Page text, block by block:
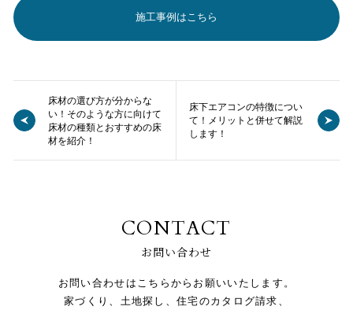
施工事例はこちら
床材の選び方が分からな
い！そのような方に向けて
床材の種類とおすすめの床
材を紹介！
床下エアコンの特徴につい
て！メリットと併せて解説
します！
CONTACT
お問い合わせ
お問い合わせはこちらからお願いいたします。
家づくり、土地探し、住宅のカタログ請求、